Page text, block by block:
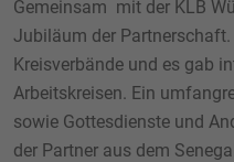
Gemeinsam mit der KLB
Jubiläum der
Kreisverbände und es gab
Arbeitskreisen. Ein
sowie Gottesdienste und
der Partner aus dem